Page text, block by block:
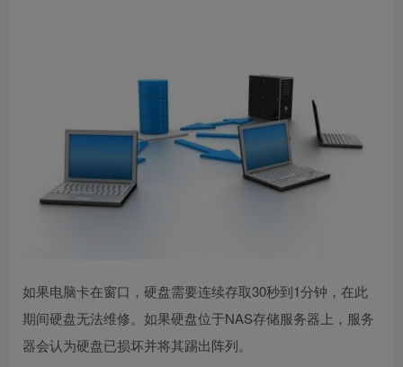
如果电脑卡在窗口，硬盘需要连续存取30秒到1分钟，在此
期间硬盘无法维修。如果硬盘位于NAS存储服务器上，服务
器会认为硬盘已损坏并将其踢出阵列。